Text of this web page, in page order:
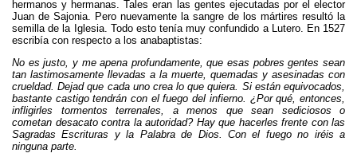
hermanos y hermanas. Tales eran las gentes ejecutadas por el elector
Juan de Sajonia. Pero nuevamente la sangre de los mártires resultó la
semilla de la Iglesia. Todo esto tenía muy confundido a Lutero. En 1527
escribía con respecto a los anabaptistas:
No es justo, y me apena profundamente, que esas pobres gentes sean
tan lastimosamente llevadas a la muerte, quemadas y asesinadas con
crueldad. Dejad que cada uno crea lo que quiera. Si están equivocados,
bastante castigo tendrán con el fuego del infierno. ¿Por qué, entonces,
infligirles tormentos terrenales, a menos que sean sediciosos o
cometan desacato contra la autoridad? Hay que hacerles frente con las
Sagradas Escrituras y la Palabra de Dios. Con el fuego no iréis a
ninguna parte.